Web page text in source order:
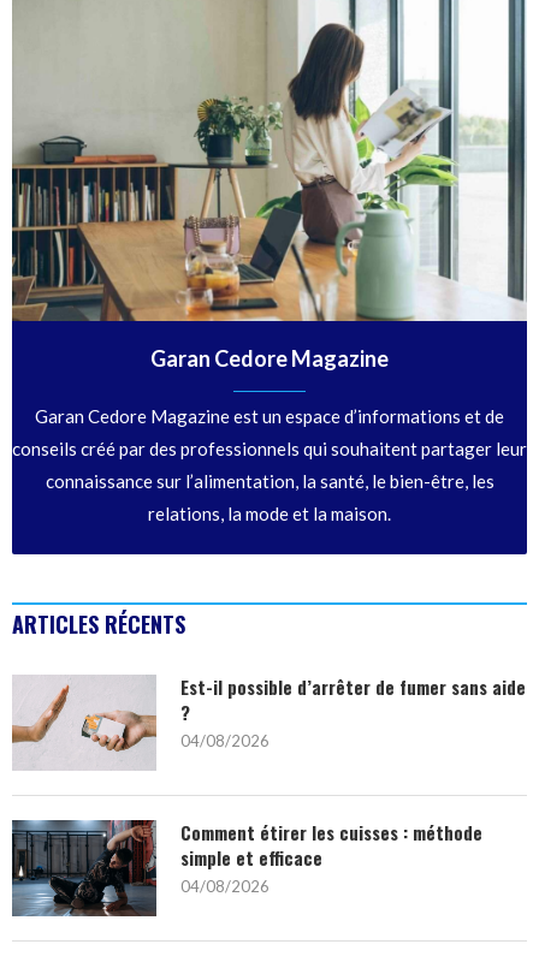
Garan Cedore Magazine
Garan Cedore Magazine est un espace d’informations et de
conseils créé par des professionnels qui souhaitent partager leur
connaissance sur l’alimentation, la santé, le bien-être, les
relations, la mode et la maison.
ARTICLES RÉCENTS
Est-il possible d’arrêter de fumer sans aide
?
04/08/2026
Comment étirer les cuisses : méthode
simple et efficace
04/08/2026